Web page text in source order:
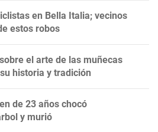
en Bella Italia; vecinos
estos robos
el arte de las muñecas
historia y tradición
de 23 años chocó
y murió